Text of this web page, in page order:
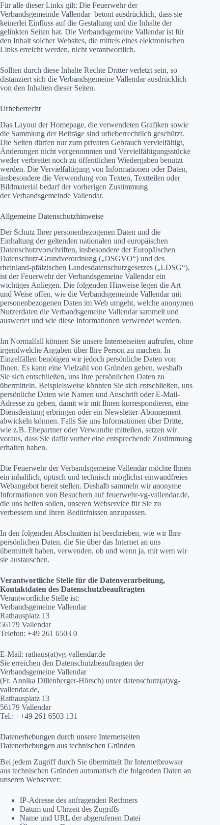
Für alle dieser Links gilt: Die Feuerwehr der
Verbandsgemeinde Vallendar betont ausdrücklich, dass sie
keinerlei Einfluss auf die Gestaltung und die Inhalte der
gelinkten Seiten hat. Die Verbandsgemeine Vallendar ist für
den Inhalt solcher Websites, die mittels eines elektronischen
Links erreicht werden, nicht verantwortlich.
Sollten durch diese Inhalte Rechte Dritter verletzt sein, so
distanziert sich die Verbandsgemeine Vallendar ausdrücklich
von den Inhalten dieser Seiten.
Urheberrecht
Das Layout der Homepage, die verwendeten Grafiken sowie
die Sammlung der Beiträge sind urheberrechtlich geschützt.
Die Seiten dürfen nur zum privaten Gebrauch vervielfältigt,
Änderungen nicht vorgenommen und Vervielfältigungsstücke
weder verbreitet noch zu öffentlichen Wiedergaben benutzt
werden. Die Vervielfältigung von Informationen oder Daten,
insbesondere die Verwendung von Texten, Textteilen oder
Bildmaterial bedarf der vorherigen Zustimmung
der Verbandsgemeinde Vallendar.
Allgemeine Datenschutzhinweise
Der Schutz Ihrer personenbezogenen Daten und die
Einhaltung der geltenden nationalen und europäischen
Datenschutzvorschriften, insbesondere der Europäischen
Datenschutz-Grundverordnung („DSGVO“) und des
rheinland-pfälzischen Landesdatenschutzgesetzes („LDSG“),
ist der Feuerwehr der Verbandsgemeine Vallendar ein
wichtiges Anliegen. Die folgenden Hinweise legen die Art
und Weise offen, wie die Verbandsgemeinde Vallendar mit
personenbezogenen Daten im Web umgeht, welche anonymen
Nutzerdaten die Verbandsgemeine Vallendar sammelt und
auswertet und wie diese Informationen verwendet werden.
Im Normalfall können Sie unsere Internetseiten aufrufen, ohne
irgendwelche Angaben über Ihre Person zu machen. In
Einzelfällen benötigen wir jedoch persönliche Daten von
Ihnen. Es kann eine Vielzahl von Gründen geben, weshalb
Sie sich entschließen, uns Ihre persönlichen Daten zu
übermitteln. Beispielsweise könnten Sie sich entschließen, uns
persönliche Daten wie Namen und Anschrift oder E-Mail-
Adresse zu geben, damit wir mit Ihnen korrespondieren, eine
Dienstleistung erbringen oder ein Newsletter-Abonnement
abwickeln können. Falls Sie uns Informationen über Dritte,
wie z.B. Ehepartner oder Verwandte mitteilen, setzen wir
voraus, dass Sie dafür vorher eine entsprechende Zustimmung
erhalten haben.
Die Feuerwehr der Verbandsgemeine Vallendar möchte Ihnen
ein inhaltlich, optisch und technisch möglichst einwandfreies
Webangebot bereit stellen. Deshalb sammeln wir anonyme
Informationen von Besuchern auf feuerwehr-vg-vallendar.de,
die uns helfen sollen, unseren Webservice für Sie zu
verbessern und Ihren Bedürfnissen anzupassen.
In den folgenden Abschnitten ist beschrieben, wie wir Ihre
persönlichen Daten, die Sie über das Internet an uns
übermittelt haben, verwenden, ob und wenn ja, mit wem wir
sie austauschen.
Verantwortliche Stelle für die Datenverarbeitung,
Kontaktdaten des Datenschutzbeauftragten
Verantwortliche Stelle ist:
Verbandsgemeine Vallendar
Rathausplatz 13
56179 Vallendar
Telefon: +49 261 6503 0
E-Mail: rathaus(at)vg-vallendar.de
Sie erreichen den Datenschutzbeauftragten der
Verbandsgemeine Vallendar
(Fr. Annika Dillenberger-Hörsch) unter datenschutz(at)vg-
vallendar.de,
Rathausplatz 13
56179 Vallendar
Tel.: ++49 261 6503 131
Datenerhebungen durch unsere Internetseiten
Datenerhebungen aus technischen Gründen
Bei jedem Zugriff durch Sie übermittelt Ihr Internetbrowser
aus technischen Gründen automatisch die folgenden Daten an
unseren Webserver:
IP-Adresse des anfragenden Rechners
Datum und Uhrzeit des Zugriffs
Name und URL der abgerufenen Datei